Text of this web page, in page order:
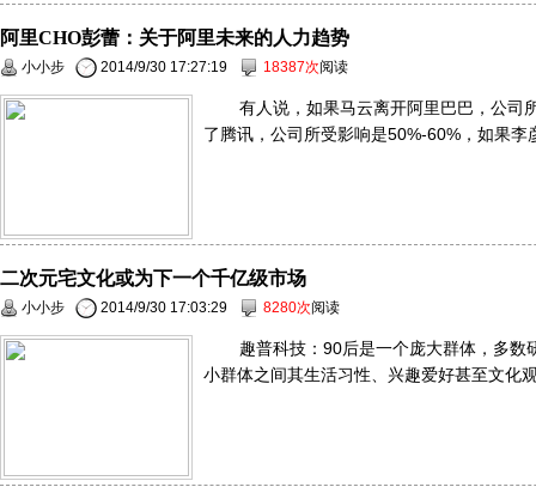
阿里CHO彭蕾：关于阿里未来的人力趋势
小小步 2014/9/30 17:27:19 18387次阅读
有人说，如果马云离开阿里巴巴，公司
了腾讯，公司所受影响是50%-60%，如果李
二次元宅文化或为下一个千亿级市场
小小步 2014/9/30 17:03:29 8280次阅读
趣普科技：90后是一个庞大群体，多
小群体之间其生活习性、兴趣爱好甚至文化